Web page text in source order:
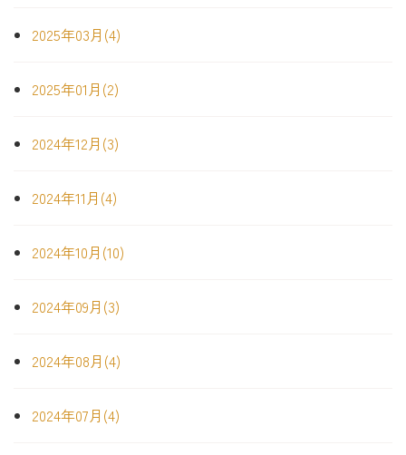
2025年03月(4)
2025年01月(2)
2024年12月(3)
2024年11月(4)
2024年10月(10)
2024年09月(3)
2024年08月(4)
2024年07月(4)